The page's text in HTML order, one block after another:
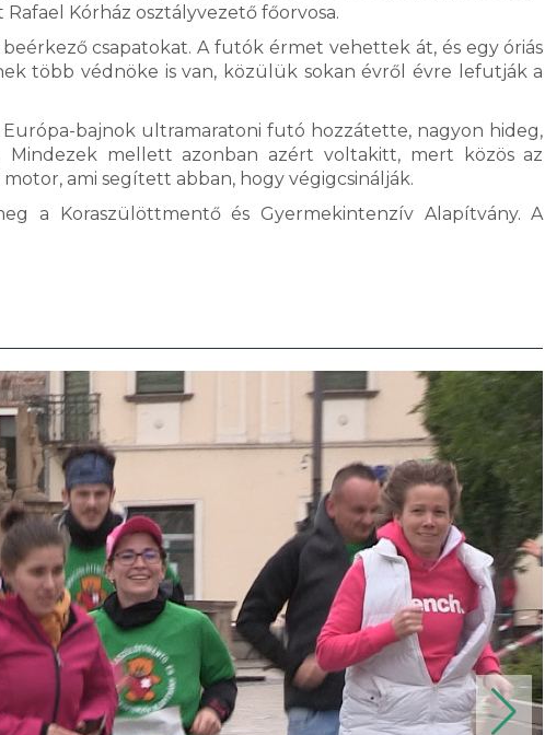
Rafael Kórház osztályvezető főorvosa.
csapatokat. A futók érmet vehettek át, és egy óriás
több védnöke is van, közülük sokan évről évre lefutják a
Európa-bajnok ultramaratoni futó hozzátette, nagyon hideg,
mellett azonban azért voltakitt, mert közös az
ami segített abban, hogy végigcsinálják.
a Koraszülöttmentő és Gyermekintenzív Alapítvány. A